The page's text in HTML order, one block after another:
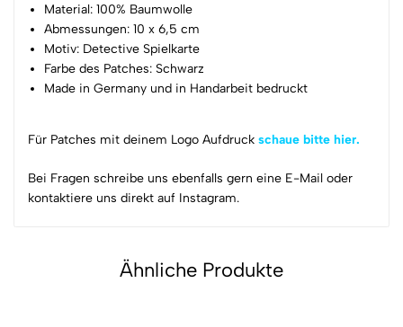
Material: 100% Baumwolle
Abmessungen: 10 x 6,5 cm
Motiv: Detective Spielkarte
Farbe des Patches: Schwarz
Made in Germany und in Handarbeit bedruckt
Für Patches mit deinem Logo Aufdruck schaue bitte hier.
Bei Fragen schreibe uns ebenfalls gern eine E-Mail oder
kontaktiere uns direkt auf Instagram.
Ähnliche Produkte